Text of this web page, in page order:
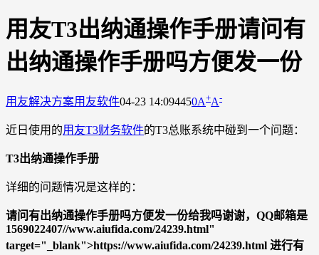
用友T3出纳通操作手册请问有
出纳通操作手册吗方便发一份
用友解决方案用友软件04-23 14:094450A+A-
近日使用的用友T3财务软件的T3总账系统中碰到一个问题：
T3出纳通操作手册
详细的问题情况是这样的：
请问有出纳通操作手册吗方便发一份给我吗谢谢，QQ邮箱是
1569022407//www.aiufida.com/24239.html"
target="_blank">https://www.aiufida.com/24239.html 进行有